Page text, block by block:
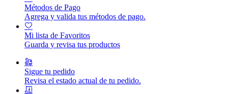
Métodos de Pago
Agrega y valida tus métodos de pago.
Mi lista de Favoritos
Guarda y revisa tus productos
Sigue tu pedido
Revisa el estado actual de tu pedido.